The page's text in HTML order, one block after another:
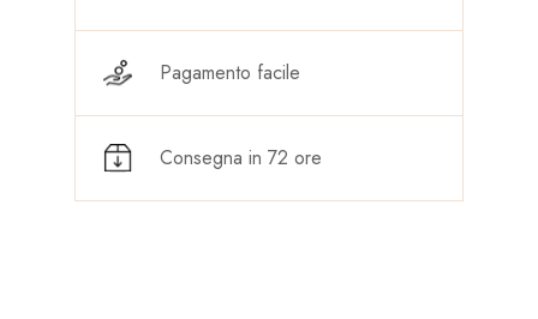
Pagamento facile
Consegna in 72 ore